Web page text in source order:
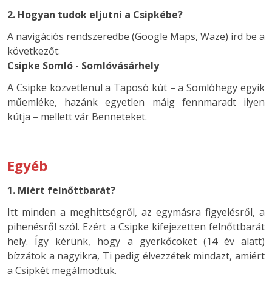
2. Hogyan tudok eljutni a Csipkébe?
A navigációs rendszeredbe (Google Maps, Waze) írd be a
következőt:
Csipke Somló - Somlóvásárhely
A Csipke közvetlenül a Taposó kút – a Somlóhegy egyik
műemléke, hazánk egyetlen máig fennmaradt ilyen
kútja – mellett vár Benneteket.
Egyéb
1. Miért felnőttbarát?
Itt minden a meghittségről, az egymásra figyelésről, a
pihenésről szól. Ezért a Csipke kifejezetten felnőttbarát
hely. Így kérünk, hogy a gyerkőcöket (14 év alatt)
bízzátok a nagyikra, Ti pedig élvezzétek mindazt, amiért
a Csipkét megálmodtuk.